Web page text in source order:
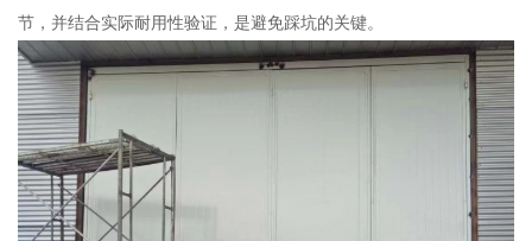
节，并结合实际耐用性验证，是避免踩坑的关键。